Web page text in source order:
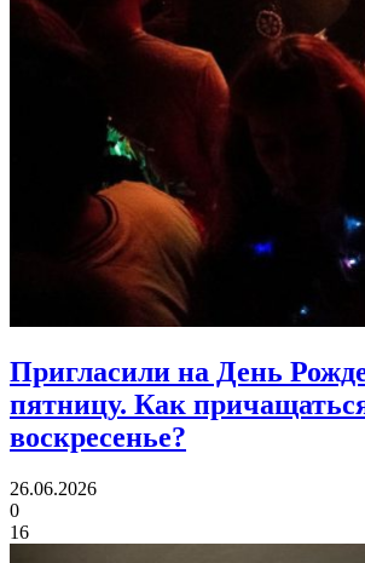
Пригласили на День
пятницу. Как
воскресенье?
26.06.2026
0
16